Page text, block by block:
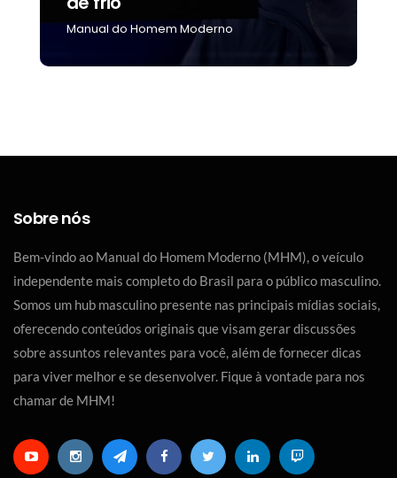
Manual do Homem Moderno
Sobre nós
Bem-vindo ao Manual do Homem Moderno (MHM), o veículo
independente mais completo do Brasil para o público masculino.
Somos um hub masculino presente nas principais mídias sociais,
oferecendo conteúdos originais que visam gerar discussões
sobre assuntos relevantes para você, além de fornecer dicas
para viver melhor e se desenvolver. Fique à vontade para nos
chamar de MHM!